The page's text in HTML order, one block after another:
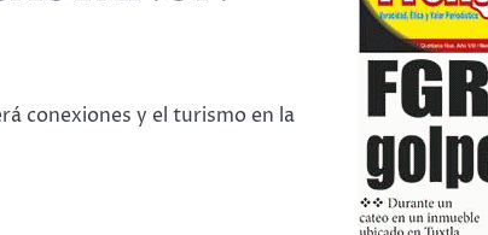
conexiones y el turismo en la